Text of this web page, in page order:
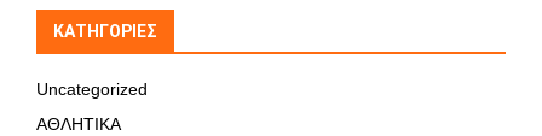
KΑΤΗΓΟΡΊΕΣ
Uncategorized
ΑΘΛΗΤΙΚΑ